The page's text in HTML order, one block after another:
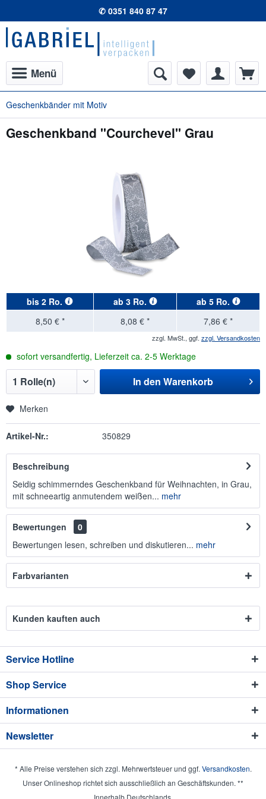
✆ 0351 840 87 47
Menü
Geschenkbänder mit Motiv
Geschenkband "Courchevel" Grau
bis 2 Ro. ab 3 Ro. ab 5 Ro.
8,50 € *
8,08 € * 7,86 € *
zzgl. MwSt., ggf. zzgl. Versandkosten
sofort versandfertig, Lieferzeit ca. 2-5 Werktage
In den Warenkorb
Merken
Artikel-Nr.: 350829
Beschreibung
Seidig schimmerndes Geschenkband für Weihnachten, in Grau,
mit schneeartig anmutendem weißen... mehr
Bewertungen
0
Bewertungen lesen, schreiben und diskutieren... mehr
Farbvarianten
Kunden kauften auch
Service Hotline
Shop Service
Informationen
Newsletter
* Alle Preise verstehen sich zzgl. Mehrwertsteuer und ggf. Versandkosten.
Unser Onlineshop richtet sich ausschließlich an Geschäftskunden. **